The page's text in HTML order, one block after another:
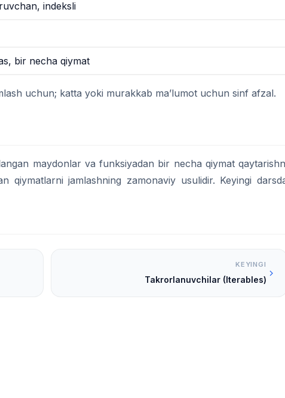
indeksli
bir necha qiymat
uchun; katta yoki murakkab ma’lumot uchun sinf afzal.
maydonlar va funksiyadan bir necha qiymat
qiymatlarni jamlashning zamonaviy usulidir. Keyingi
KEYINGI
Takrorlanuvchilar (Iterables)